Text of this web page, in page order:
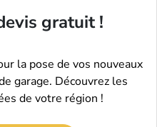
gratuit !
la pose de vos nouveaux
garage. Découvrez les
de votre région !